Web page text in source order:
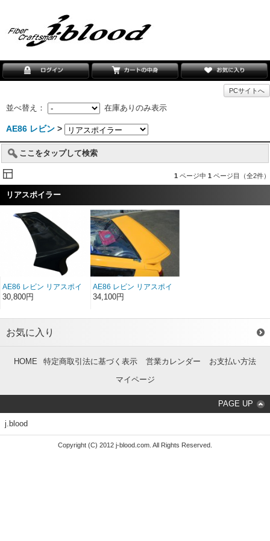
PCサイトへ
並べ替え： 在庫ありのみ表示
AE86 レビン >
ここをタップして検索
1 ページ中 1 ページ目（全2件）
リアスポイラー
AE86 レビン リアスポイ
ラーType1 FRP（3ドア）
30,800円
AE86 レビン リアスポイ
ラーType2 FRP（3ドア）
34,100円
お気に入り
HOME 特定商取引法に基づく表示 営業カレンダー
お支払い方法
マイページ
PAGE UP
j.blood
Copyright (C) 2012 j-blood.com. All Rights Reserved.